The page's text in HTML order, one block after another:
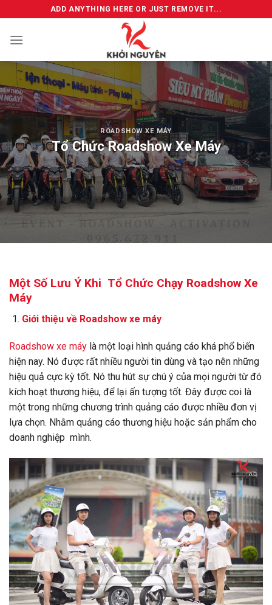
to
content
ADD ANYTHING HERE OR JUST REMOVE IT...
ROADSHOW XE MÁY
Tổ Chức Roadshow Xe Máy
Một Số Lưu Ý Khi Tổ Chức Chạy Roadshow Xe
Máy
Giới thiệu về Roadshow xe máy
Roadshow xe máy là một loại hình quảng cáo khá phổ biến
hiện nay. Nó được rất nhiều người tin dùng và tạo nên những
hiệu quả cực kỳ tốt. Nó thu hút sự chú ý của mọi người từ đó
kích hoạt thương hiệu, để lại ấn tượng tốt. Đây được coi là
một trong những chương trình quảng cáo được nhiều đơn vị
lựa chọn. Nhằm quảng cáo thương hiệu hoặc sản phẩm cho
doanh nghiệp mình.